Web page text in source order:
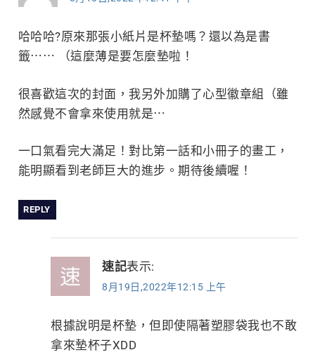
哈哈哈?原來那張小紙片是杯墊嗎？還以為是書
籤⋯⋯ （這麼薄是要怎麼墊啦！
很喜歡這次的封面，我另外加購了心型徽章組（雖
然感覺不會拿來使用就是⋯
一口氣看完大滿足！對比第一話和小冊子的畫工，
能明顯看到老師巨大的進步。期待後續喔！
REPLY
速記表示:
8月19日,2022年12:15 上午
根據說明是杯墊，但即使隔著塑膠袋我也不敢
拿來墊杯子XDD